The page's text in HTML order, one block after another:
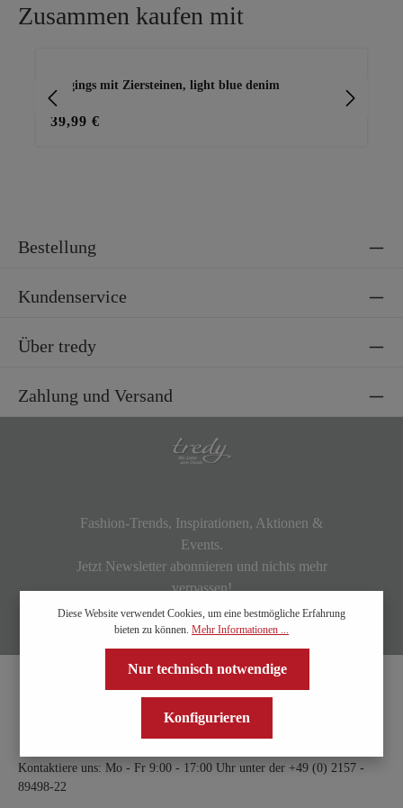
Zusammen kaufen mit
Jeggings mit Ziersteinen, light blue denim
39,99 €
Bestellung
Kundenservice
Über tredy
Zahlung und Versand
Fashion-Trends, Inspirationen, Aktionen &
Events.
Jetzt Newsletter abonnieren und nichts mehr
verpassen!
Kontaktiere uns: Mo - Fr 9:00 - 17:00 Uhr unter der +49 (0) 2157 -
89498-22
Diese Website verwendet Cookies, um eine bestmögliche Erfahrung
bieten zu können. Mehr Informationen ...
Nur technisch notwendige
Konfigurieren